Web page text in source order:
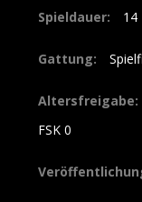
Spieldauer: 14
Gattung:
Altersfreigabe:
FSK 0